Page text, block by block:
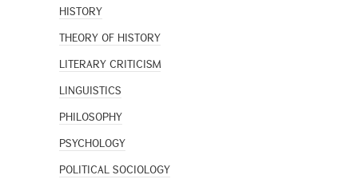
HISTORY
THEORY OF HISTORY
LITERARY CRITICISM
LINGUISTICS
PHILOSOPHY
PSYCHOLOGY
POLITICAL SOCIOLOGY